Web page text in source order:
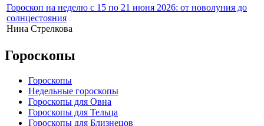
Гороскоп на неделю с 15 по 21 июня 2026: от новолуния до
солнцестояния
Нина Стрелкова
Гороскопы
Гороскопы
Недельные гороскопы
Гороскопы для Овна
Гороскопы для Тельца
Гороскопы для Близнецов